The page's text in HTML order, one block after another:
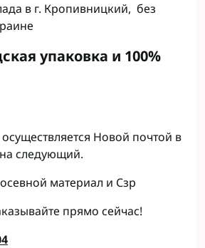
в г. Кропивницкий, без
упаковка и 100%
Новой почтой в
следующий.
материал и Сзр
прямо сейчас!